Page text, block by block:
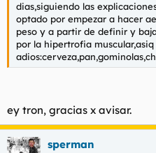
dias,siguiendo las
optado por empezar a hacer
peso y a partir de definir y
por la hipertrofia muscular,asiq
ey tron, gracias x avisar.
sperman